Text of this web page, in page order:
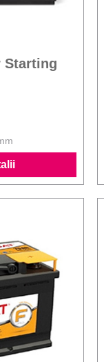
Starting